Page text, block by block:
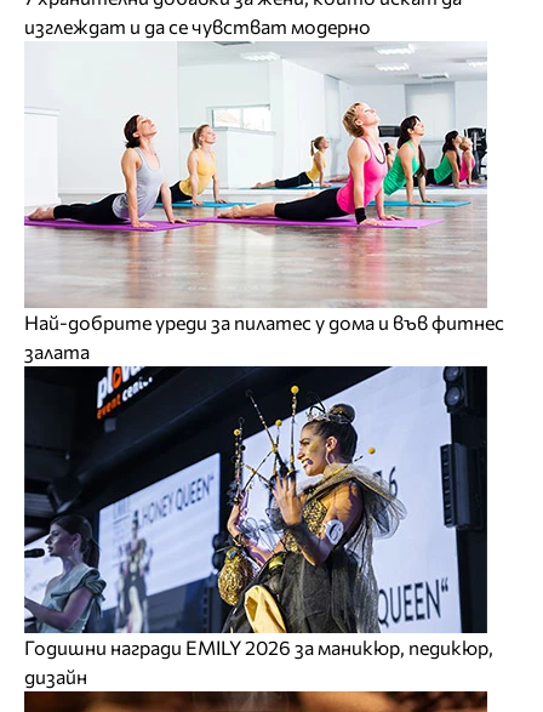
изглеждат и да се чувстват модерно
Най-добрите уреди за пилатес у дома и във фитнес
залата
Годишни награди EMILY 2026 за маникюр, педикюр,
дизайн